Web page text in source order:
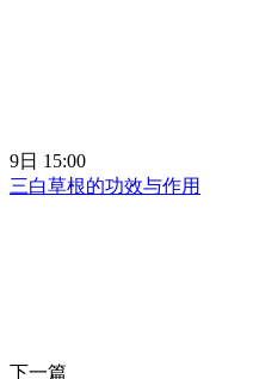
9日 15:00
三白草根的功效与作用
下一篇